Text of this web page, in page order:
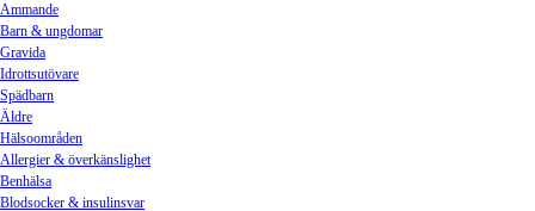
Ammande
Barn & ungdomar
Gravida
Idrottsutövare
Spädbarn
Äldre
Hälsoområden
Allergier & överkänslighet
Benhälsa
Blodsocker & insulinsvar